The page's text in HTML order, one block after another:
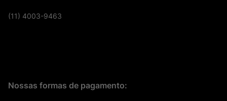
(11) 4003-9463
Nossas formas de pagamento: